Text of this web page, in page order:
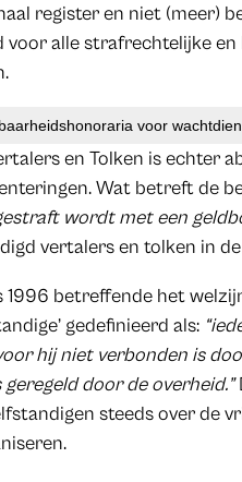
register en niet (meer)
voor alle strafrechtelijke
voor
en Tolken is echter
Wat betreft de
wordt met een
vertalers en tolken in
betreffende het
gedefinieerd als:
hij niet verbonden is
door de overheid.”
steeds over de